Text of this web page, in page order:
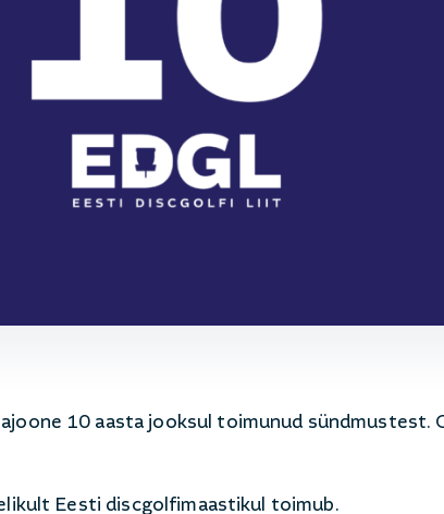
10 aasta jooksul toimunud sündmustest.
Eesti discgolfimaastikul toimub.